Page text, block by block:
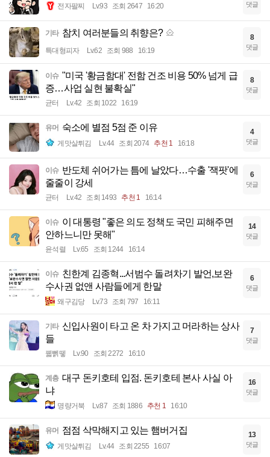
전자팔찌 Lv.93 조회 2647 16:20 댓글
기타 참치 여러분들의 취향은?
특대형피자 Lv.62 조회 988 16:19
8
댓글
이슈 "미국 '황금함대' 전함 건조 비용 50% 넘게 급
증…사업 실현 불확실"
균터 Lv.42 조회 1022 16:19
8
댓글
유머 숙소에 별점 5점 준 이유
게맛살튀김 Lv.44 조회 2074 추천 1 16:18
4
댓글
이슈 반도체 쉬어가는 틈에 날았다…수출 '잭팟'에
줄줄이 강세
균터 Lv.42 조회 1493 추천 1 16:14
6
댓글
이슈 이 대통령 "좋은 의도 정책도 국민 피해주면
안하느니만 못해"
윤석렬 Lv.65 조회 1244 16:14
14
댓글
이슈 친한계 김종혁...서범수 돌려차기 발언,보완
수사권 없앤 사람들에게 한말
왜구김당 Lv.73 조회 797 16:11
6
댓글
기타 신입사원이 타고 온 차 가지고 머라하는 상사
들
꿻뻵뗗 Lv.90 조회 2272 16:10
7
댓글
계층 대구 돈키호테 입점. 돈키호테 본사 사실 아
냐
명량거북 Lv.87 조회 1886 추천 1 16:10
16
댓글
유머 점점 삭막해지고 있는 햄버거집
게맛살튀김 Lv.44 조회 2255 16:07
13
댓글